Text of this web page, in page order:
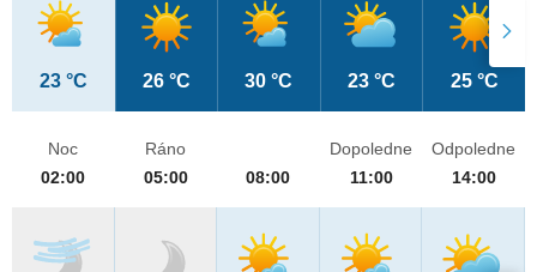
23 °C 26 °C 30 °C 23 °C 25 °C
Noc
02:00
Ráno
05:00
08:00
Dopoledne
11:00
Odpoledne
14:00